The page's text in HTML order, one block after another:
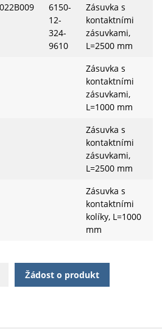
6150-
12-
324-
9610
Zásuvka s
kontaktními
zásuvkami,
L=2500 mm
Zásuvka s
kontaktními
zásuvkami,
L=1000 mm
Zásuvka s
kontaktními
zásuvkami,
L=2500 mm
Zásuvka s
kontaktními
kolíky, L=1000
mm
Žádost o produkt